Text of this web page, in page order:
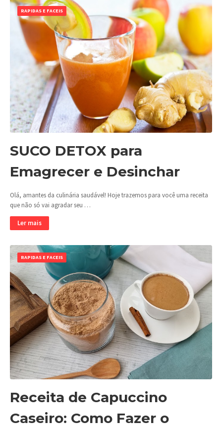
RAPIDAS E FACEIS
SUCO DETOX para
Emagrecer e Desinchar
Olá, amantes da culinária saudável! Hoje trazemos para você uma receita
que não só vai agradar seu …
Ler mais
RAPIDAS E FACEIS
Receita de Capuccino
Caseiro: Como Fazer o